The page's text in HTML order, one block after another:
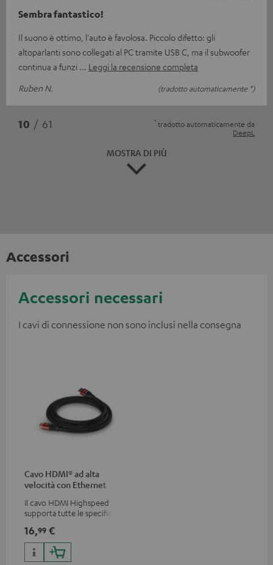
Sembra fantastico!
Il suono è ottimo, l'auto è favolosa. Piccolo difetto: gli
altoparlanti sono collegati al PC tramite USB C, ma il subwoofer
continua a funzi
Leggi la recensione completa
Ruben N.
(tradotto automaticamente *)
10 / 61 * tradotto automaticamente da
DeepL
MOSTRA DI PIÙ
Accessori
Accessori necessari
I cavi di connessione non sono inclusi nella consegna
Cavo HDMI® ad alta
velocità con Ethernet
Il cavo HDMI Highspeed
supporta tutte le specifiche
16,99 €